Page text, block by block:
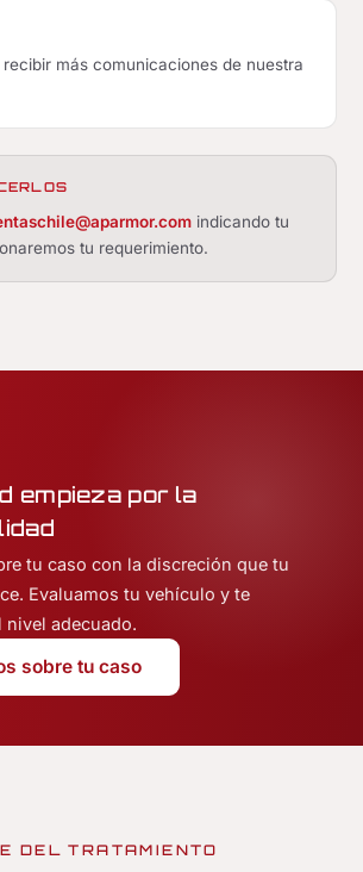
más comunicaciones de nuestra
indicando tu
tu requerimiento.
empieza por la
tu caso con la discreción que tu
Evaluamos tu vehículo y te
nivel adecuado.
sobre tu caso
DEL TRATAMIENTO